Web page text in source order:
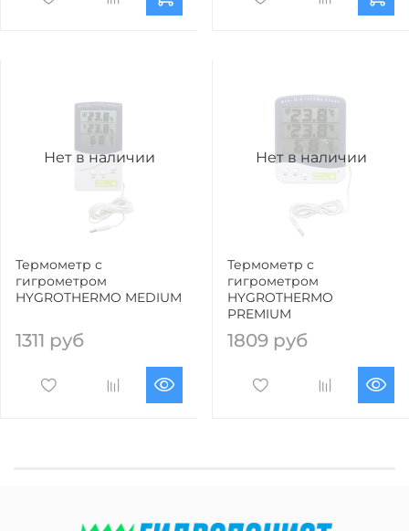
Нет в наличии
Термометр с
гигрометром
HYGROTHERMO MEDIUM
1311 руб
Нет в наличии
Термометр с
гигрометром
HYGROTHERMO
PREMIUM
1809 руб